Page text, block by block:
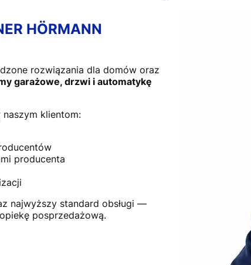
HÖRMANN
rozwiązania dla domów oraz
garażowe, drzwi i automatykę
klientom:
producenta
najwyższy standard obsługi —
posprzedażową.